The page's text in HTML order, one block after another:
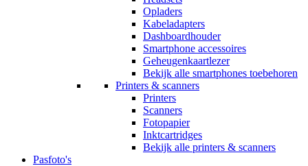
Opladers
Kabeladapters
Dashboardhouder
Smartphone accessoires
Geheugenkaartlezer
Bekijk alle smartphones toebehoren
Printers & scanners
Printers
Scanners
Fotopapier
Inktcartridges
Bekijk alle printers & scanners
Pasfoto's